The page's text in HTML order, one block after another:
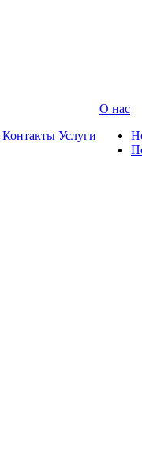
Контакты Услуги
О нас